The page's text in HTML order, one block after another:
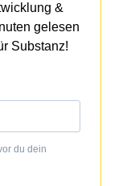
&
gelesen
Substanz!
du dein